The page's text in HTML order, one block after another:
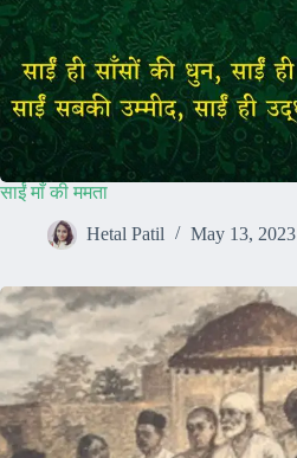
साईं माँ की ममता
Hetal Patil May 13, 2023